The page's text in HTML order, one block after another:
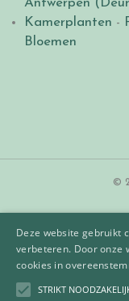
Antwerpen
Kamerplanten -
Bloemen
©
Deze website gebruikt
verbeteren. Door onze
cookies in
STRIKT